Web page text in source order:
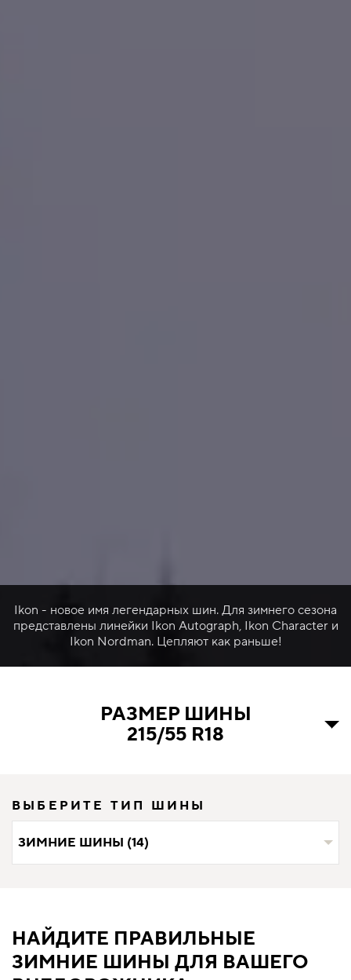
Ikon - новое имя легендарных шин. Для зимнего сезона
представлены линейки Ikon Autograph, Ikon Character и
Ikon Nordman. Цепляют как раньше!
РАЗМЕР ШИНЫ
215/55 R18
ВЫБЕРИТЕ ТИП ШИНЫ
ЗИМНИЕ ШИНЫ (14)
НАЙДИТЕ ПРАВИЛЬНЫЕ
ЗИМНИЕ ШИНЫ ДЛЯ ВАШЕГО